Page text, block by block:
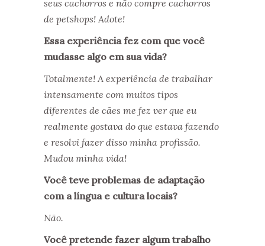
seus cachorros e não compre cachorros
de petshops! Adote!
Essa experiência fez com que você
mudasse algo em sua vida?
Totalmente! A experiência de trabalhar
intensamente com muitos tipos
diferentes de cães me fez ver que eu
realmente gostava do que estava fazendo
e resolvi fazer disso minha profissão.
Mudou minha vida!
Você teve problemas de adaptação
com a língua e cultura locais?
Não.
Você pretende fazer algum trabalho